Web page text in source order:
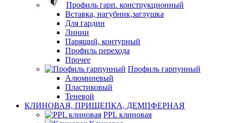
Профиль гарп. конструкционный
Вставка, нагубник,заглушка
Для гардин
Линии
Парящий, контурный
Профиль перехода
Прочее
Профиль гарпунный
Алюминевый
Пластиковый
Теневой
КЛИНОВАЯ, ПРИЩЕПКА, ДЕМПФЕРНАЯ
PPL клиновая